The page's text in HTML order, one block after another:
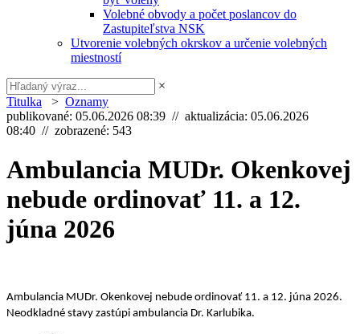
Volebné obvody a počet poslancov do
Zastupiteľstva NSK
Utvorenie volebných okrskov a určenie volebných
miestností
×
Titulka > Oznamy
publikované: 05.06.2026 08:39 // aktualizácia: 05.06.2026
08:40 // zobrazené: 543
Ambulancia MUDr. Okenkovej
nebude ordinovať 11. a 12.
júna 2026
Ambulancia MUDr. Okenkovej nebude ordinovať 11. a 12. júna 2026.
Neodkladné stavy zastúpi ambulancia Dr. Karlubika.